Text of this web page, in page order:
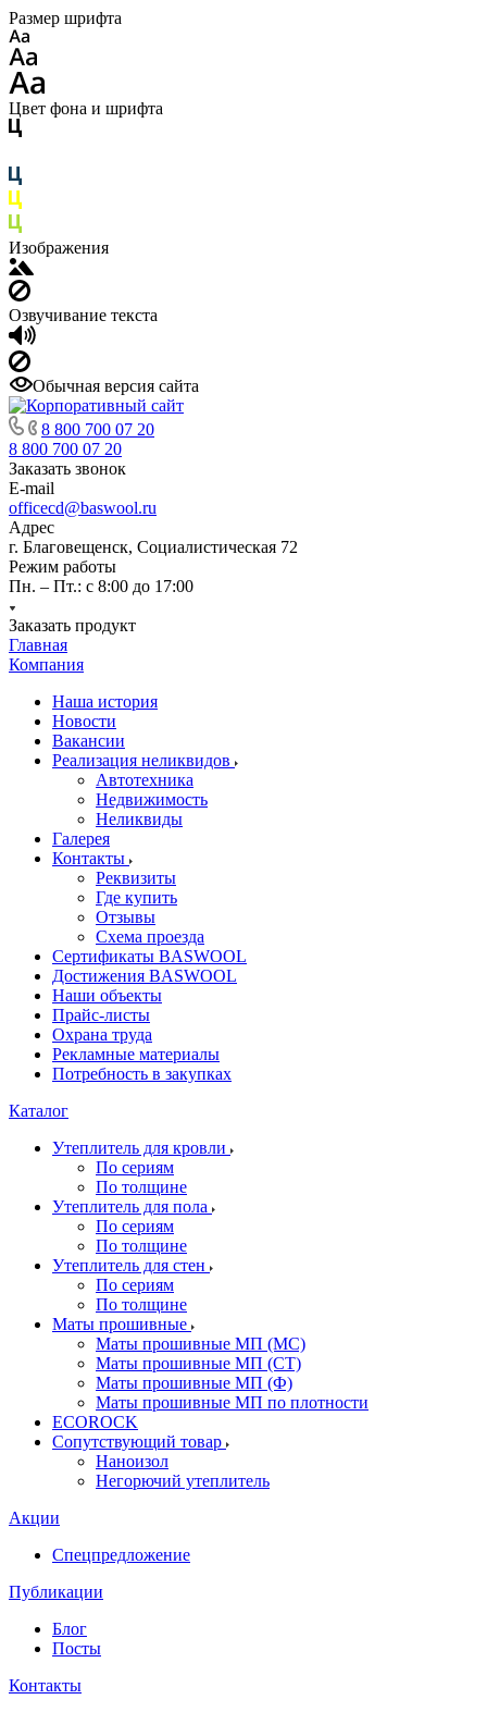
Размер шрифта
Цвет фона и шрифта
Изображения
Озвучивание текста
Обычная версия сайта
8 800 700 07 20
8 800 700 07 20
Заказать звонок
E-mail
officecd@baswool.ru
Адрес
г. Благовещенск, Социалистическая 72
Режим работы
Пн. – Пт.: с 8:00 до 17:00
Заказать продукт
Главная
Компания
Наша история
Новости
Вакансии
Реализация неликвидов
Автотехника
Недвижимость
Неликвиды
Галерея
Контакты
Реквизиты
Где купить
Отзывы
Схема проезда
Сертификаты BASWOOL
Достижения BASWOOL
Наши объекты
Прайс-листы
Охрана труда
Рекламные материалы
Потребность в закупках
Каталог
Утеплитель для кровли
По сериям
По толщине
Утеплитель для пола
По сериям
По толщине
Утеплитель для стен
По сериям
По толщине
Маты прошивные
Маты прошивные МП (МС)
Маты прошивные МП (СТ)
Маты прошивные МП (Ф)
Маты прошивные МП по плотности
ECOROCK
Сопутствующий товар
Наноизол
Негорючий утеплитель
Акции
Спецпредложение
Публикации
Блог
Посты
Контакты